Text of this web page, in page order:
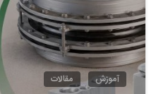
آموزش مقالات